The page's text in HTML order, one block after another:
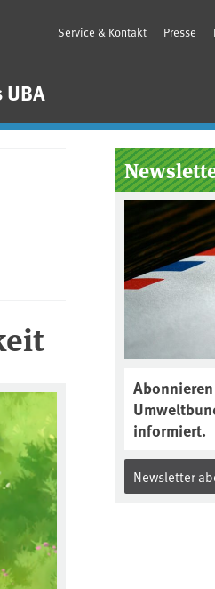
UBA
Service & Kontakt Presse
informiert.
Newsletter